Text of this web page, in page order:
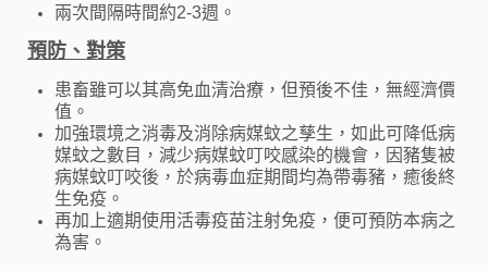
兩次間隔時間約2-3週。
預防、對策
患畜雖可以其高免血清治療，但預後不佳，無經濟價
值。
加強環境之消毒及消除病媒蚊之孳生，如此可降低病
媒蚊之數目，減少病媒蚊叮咬感染的機會，因豬隻被
病媒蚊叮咬後，於病毒血症期間均為帶毒豬，癒後終
生免疫。
再加上適期使用活毒疫苗注射免疫，便可預防本病之
為害。